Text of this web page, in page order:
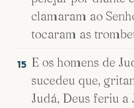
clamaram ao
tocaram as
15 E os homens de
sucedeu que,
Judá, Deus feriu a